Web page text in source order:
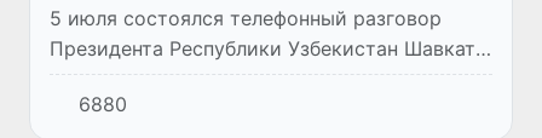
5 июля состоялся телефонный разговор
Президента Республики Узбекистан Шавката
Мирзиёева с Президентом Республики
Таджикистан Эмомали Рахмоном.
6880